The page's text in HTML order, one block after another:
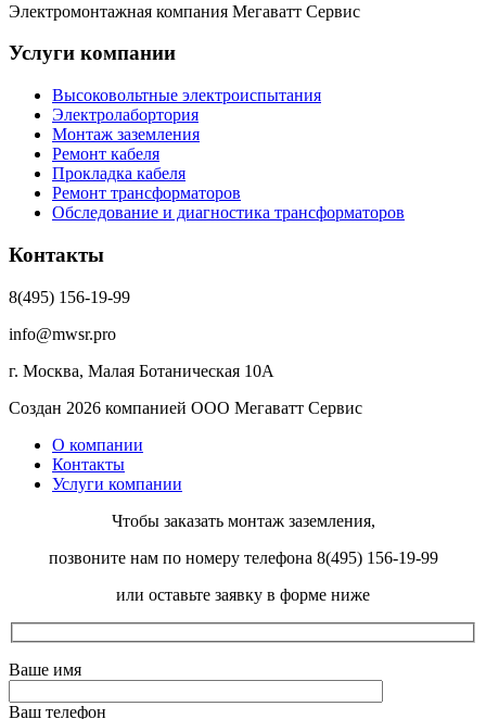
Электромонтажная компания Мегаватт Сервис
Услуги компании
Высоковольтные электроиспытания
Электролабортория
Монтаж заземления
Ремонт кабеля
Прокладка кабеля
Ремонт трансформаторов
Обследование и диагностика трансформаторов
Контакты
8(495) 156-19-99
info@mwsr.pro
г. Москва, Малая Ботаническая 10А
Создан 2026 компанией ООО Мегаватт Сервис
О компании
Контакты
Услуги компании
Чтобы заказать монтаж заземления,
позвоните нам по номеру телефона 8(495) 156-19-99
или оставьте заявку в форме ниже
Ваше имя
Ваш телефон